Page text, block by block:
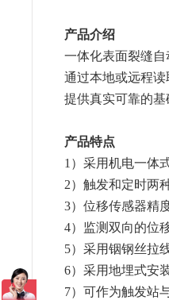
产品介绍
一体化表面裂缝
通过本地或远程
提供真实可靠的基
产品特点
1）采用机电一体
2）触发和定时两
3）位移传感器精
4）监测双向的位
5）采用铟钢丝拉
6）采用地埋式安
7）可作为触发站